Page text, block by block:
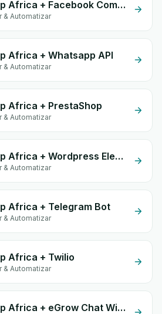
ML Ship Africa + Facebook Comments
& Automatizar
Africa + Whatsapp API
& Automatizar
Africa + PrestaShop
& Automatizar
ML Ship Africa + Wordpress Elementor
& Automatizar
Africa + Telegram Bot
& Automatizar
Africa + Twilio
& Automatizar
ML Ship Africa + eGrow Chat Widget